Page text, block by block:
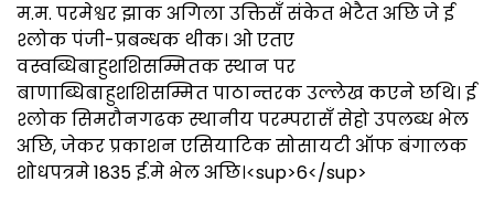
म.म. परमेश्वर झाक अगिला उक्तिसँ संकेत भेटैत अछि जे ई
श्लोक पंजी-प्रबन्धक थीक। ओ एतए
वस्वब्धिबाहुशशिसम्मितक स्थान पर
बाणाब्धिबाहुशशिसम्मित पाठान्तरक उल्लेख कएने छथि। ई
श्लोक सिमरौनगढक स्थानीय परम्परासँ सेहो उपलब्ध भेल
अछि, जेकर प्रकाशन एसियाटिक सोसायटी ऑफ बंगालक
शोधपत्रमे 1835 ई.मे भेल अछि।<sup>6</sup>